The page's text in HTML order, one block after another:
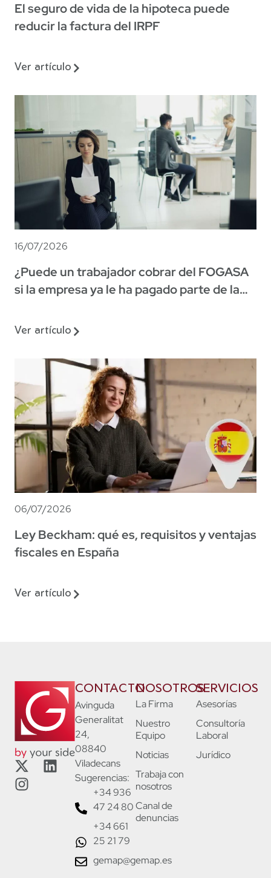
El seguro de vida de la hipoteca puede
reducir la factura del IRPF
Ver artículo
16/07/2026
¿Puede un trabajador cobrar del FOGASA
si la empresa ya le ha pagado parte de la
Ver artículo
06/07/2026
Ley Beckham: qué es, requisitos y ventajas
fiscales en España
Ver artículo
NOSOTROS
La Firma
Nuestro
Equipo
Noticias
Trabaja con
nosotros
Canal de
denuncias
SERVICIOS
Asesorías
Consultoría
Laboral
Jurídico
CONTACTO
Avinguda
Generalitat
24,
08840
Viladecans
Sugerencias:
+34 936
47 24 80
+34 661
25 21 79
gemap@gemap.es